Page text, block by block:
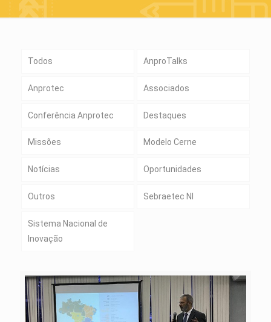
Todos AnproTalks
Anprotec Associados
Conferência Anprotec Destaques
Missões Modelo Cerne
Notícias Oportunidades
Outros Sebraetec NI
Sistema Nacional de
Inovação